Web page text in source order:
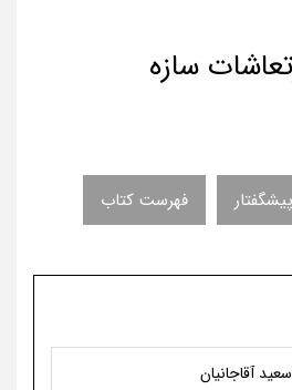
سازه
پیشگفتار
فهرست کتاب
آقاجانیان